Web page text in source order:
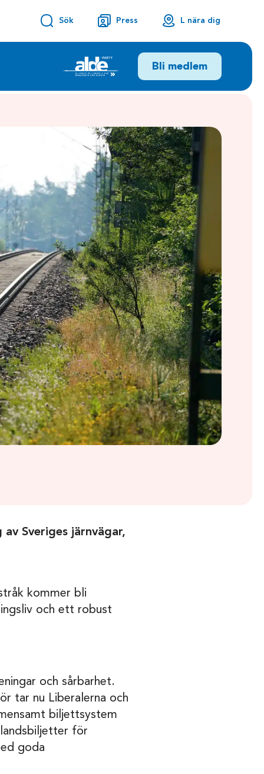
Sök Press L nära dig
Bli medlem
Sveriges järnvägar,
kommer bli
och ett robust
och sårbarhet.
tar nu Liberalerna och
biljettsystem
för
goda